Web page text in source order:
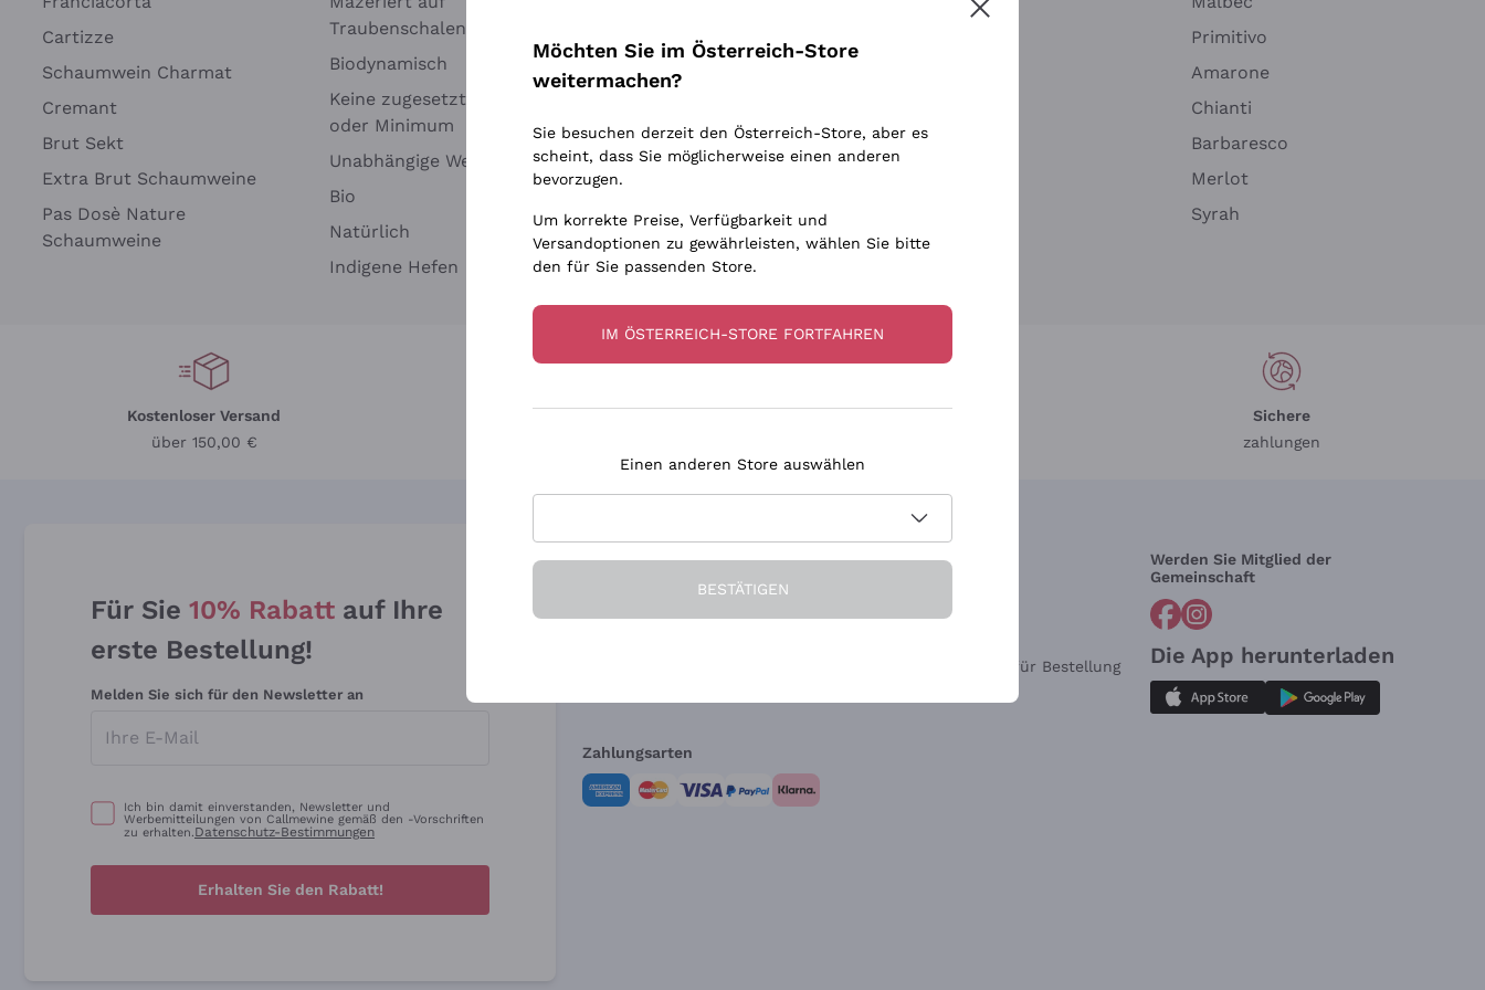
Cartizze
Schaumwein Charmat
Cremant
Brut Sekt
Extra Brut Schaumweine
Pas Dosè Nature
Schaumweine
Traubenschalen
Biodynamisch
Keine zugesetzten Sulfite
oder Minimum
Unabhängige Weinbauern
Bio
Natürlich
Indigene Hefen
Occhipinti Arianna
Biondi Santi
Argiolas
Zenato
Ca' dei Frati
Chardonnay
Primitivo
Amarone
Chianti
Barbaresco
Merlot
Syrah
Kostenloser Versand
über 150,00 €
Sichere
zahlungen
Für Sie 10% Rabatt auf Ihre
erste Bestellung!
Melden Sie sich für den Newsletter an
Ich bin damit einverstanden, Newsletter und
Werbemitteilungen von Callmewine gemäß den -Vorschriften
zu erhalten.Datenschutz-Bestimmungen
Erhalten Sie den Rabatt!
Die Firma Brauchen Sie Hilfe?
Widerrufsformular für Bestellung
Werden Sie Mitglied der
Gemeinschaft
Die App herunterladen
Zahlungsarten
Weitere Informationen finden Sie in unserem Datenschutz-Bestimmungen
Möchten Sie im Österreich-Store
weitermachen?
Sie besuchen derzeit den Österreich-Store, aber es
scheint, dass Sie möglicherweise einen anderen
bevorzugen.
Um korrekte Preise, Verfügbarkeit und
Versandoptionen zu gewährleisten, wählen Sie bitte
den für Sie passenden Store.
IM ÖSTERREICH-STORE FORTFAHREN
Einen anderen Store auswählen
BESTÄTIGEN